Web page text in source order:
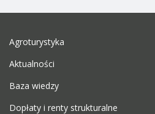
Agroturystyka
Aktualności
Baza wiedzy
Dopłaty i renty strukturalne